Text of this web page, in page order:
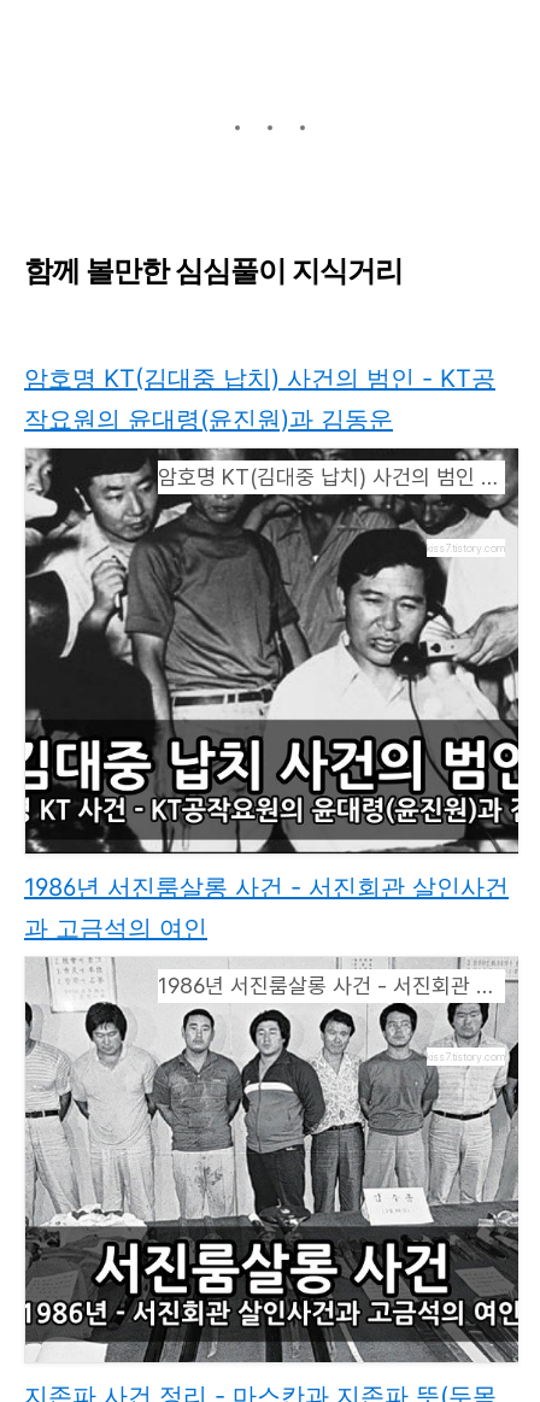
함께 볼만한 심심풀이 지식거리
암호명 KT(김대중 납치) 사건의 범인 - KT공
작요원의 윤대령(윤진원)과 김동운
암호명 KT(김대중 납치) 사건의 범인 - KT공작요원의 윤대령(윤진원)과 김동운
kiss7.tistory.com
1986년 서진룸살롱 사건 - 서진회관 살인사건
과 고금석의 여인
1986년 서진룸살롱 사건 - 서진회관 살인사건과 고금석의 여인
kiss7.tistory.com
지존파 사건 정리 - 마스칸과 지존파 뜻(두목